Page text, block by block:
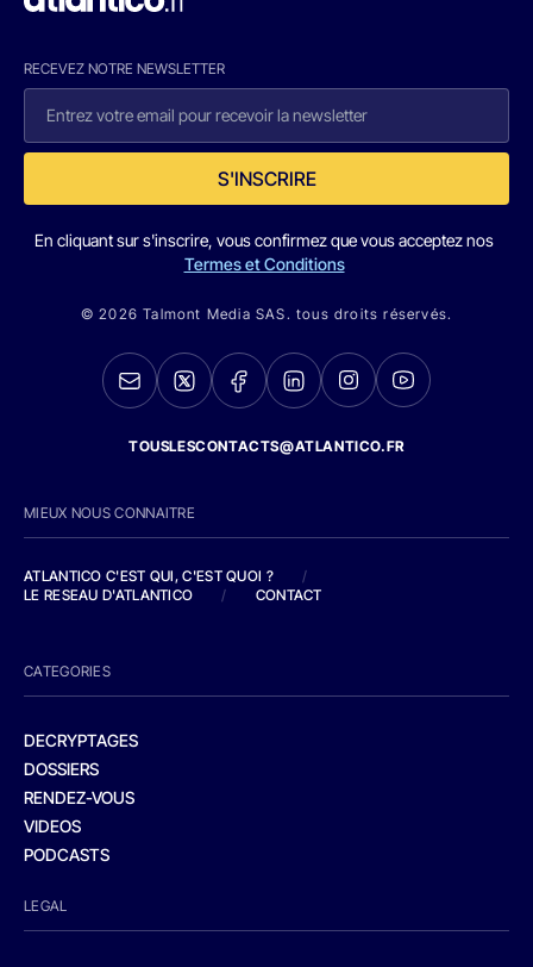
RECEVEZ NOTRE NEWSLETTER
S'INSCRIRE
En cliquant sur s'inscrire, vous confirmez que vous acceptez nos
Termes et Conditions
© 2026 Talmont Media SAS. tous droits réservés.
TOUSLESCONTACTS@ATLANTICO.FR
MIEUX NOUS CONNAITRE
ATLANTICO C'EST QUI, C'EST QUOI ?
/
LE RESEAU D'ATLANTICO
/ CONTACT
CATEGORIES
DECRYPTAGES
DOSSIERS
RENDEZ-VOUS
VIDEOS
PODCASTS
LEGAL